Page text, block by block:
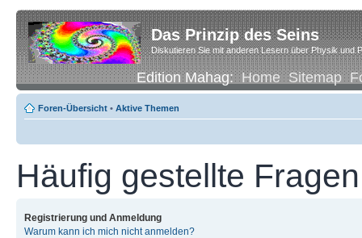
Das Prinzip des Seins
Diskutieren Sie mit anderen Lesern über Physik und
Edition Mahag:Home Sitemap
Foren-Übersicht • Aktive Themen
Häufig gestellte Fragen
Registrierung und Anmeldung
Warum kann ich mich nicht anmelden?